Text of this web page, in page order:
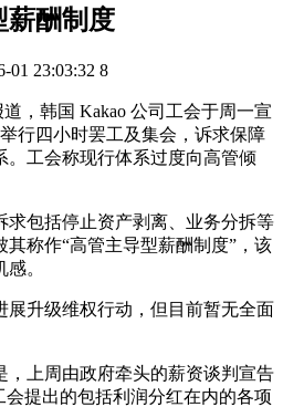
薪酬制度
01 23:03:32 8
，韩国 Kakao 公司工会于周一宣
行四小时罢工及集会，诉求保障
。工会称现行体系过度向高管倾
求包括停止资产剥离、业务分拆等
称作“高管主导型薪酬制度”，该
。
展升级维权行动，但目前暂无全面
，上周由政府牵头的薪资谈判宣告
会提出的包括利润分红在内的各项